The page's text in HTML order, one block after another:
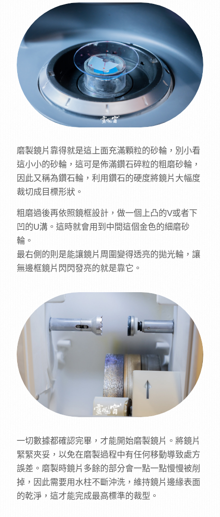
磨製鏡片靠得就是這上面充滿顆粒的砂輪，別小看
這小小的砂輪，這可是佈滿鑽石碎粒的粗磨砂輪，
因此又稱為鑽石輪，利用鑽石的硬度將鏡片大幅度
裁切成目標形狀。
粗磨過後再依照鏡框設計，做一個上凸的V或者下
凹的U溝。這時就會用到中間這個金色的細磨砂
輪。
最右側的則是能讓鏡片周圍變得透亮的拋光輪，讓
無邊框鏡片閃閃發亮的就是靠它。
一切數據都確認完畢，才能開始磨製鏡片。將鏡片
緊緊夾妥，以免在磨製過程中有任何移動導致處方
誤差。磨製時鏡片多餘的部分會一點一點慢慢被削
掉，因此需要用水柱不斷沖洗，維持鏡片邊緣表面
的乾淨，這才能完成最高標準的裁型。